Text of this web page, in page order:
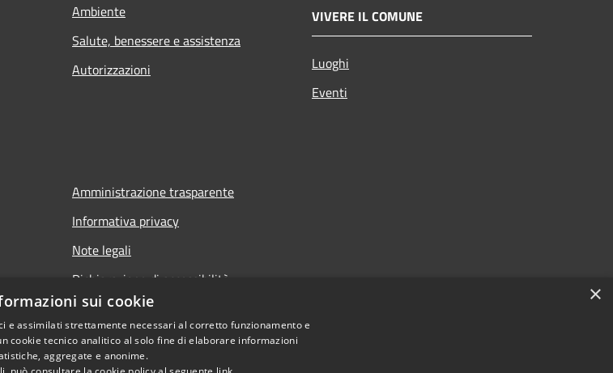
Ambiente
Salute, benessere e assistenza
Autorizzazioni
VIVERE IL COMUNE
Luoghi
Eventi
Amministrazione trasparente
Informativa privacy
Note legali
Dichiarazione di accessibilità
×
sui cookie
e assimilati strettamente necessari al corretto funzionamento e
cookie tecnico analitico al solo fine di elaborare informazioni
aggregate e anonime.